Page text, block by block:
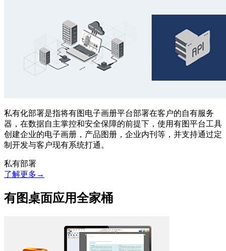
私有化部署是指将有图电子画册平台部署在客户的自有服务
器，在数据自主掌控和安全保障的前提下，使用有图平台工具
创建企业的电子画册，产品图册，企业内刊等，并支持通过定
制开发与客户现有系统打通。
私有部署
了解更多→
有图桌面应用全家桶